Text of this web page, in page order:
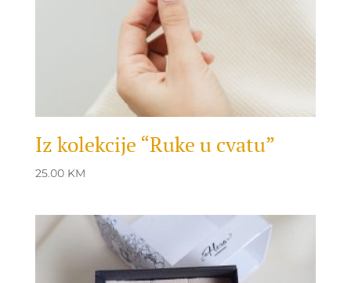
Iz kolekcije “Ruke u cvatu”
25.00 KM